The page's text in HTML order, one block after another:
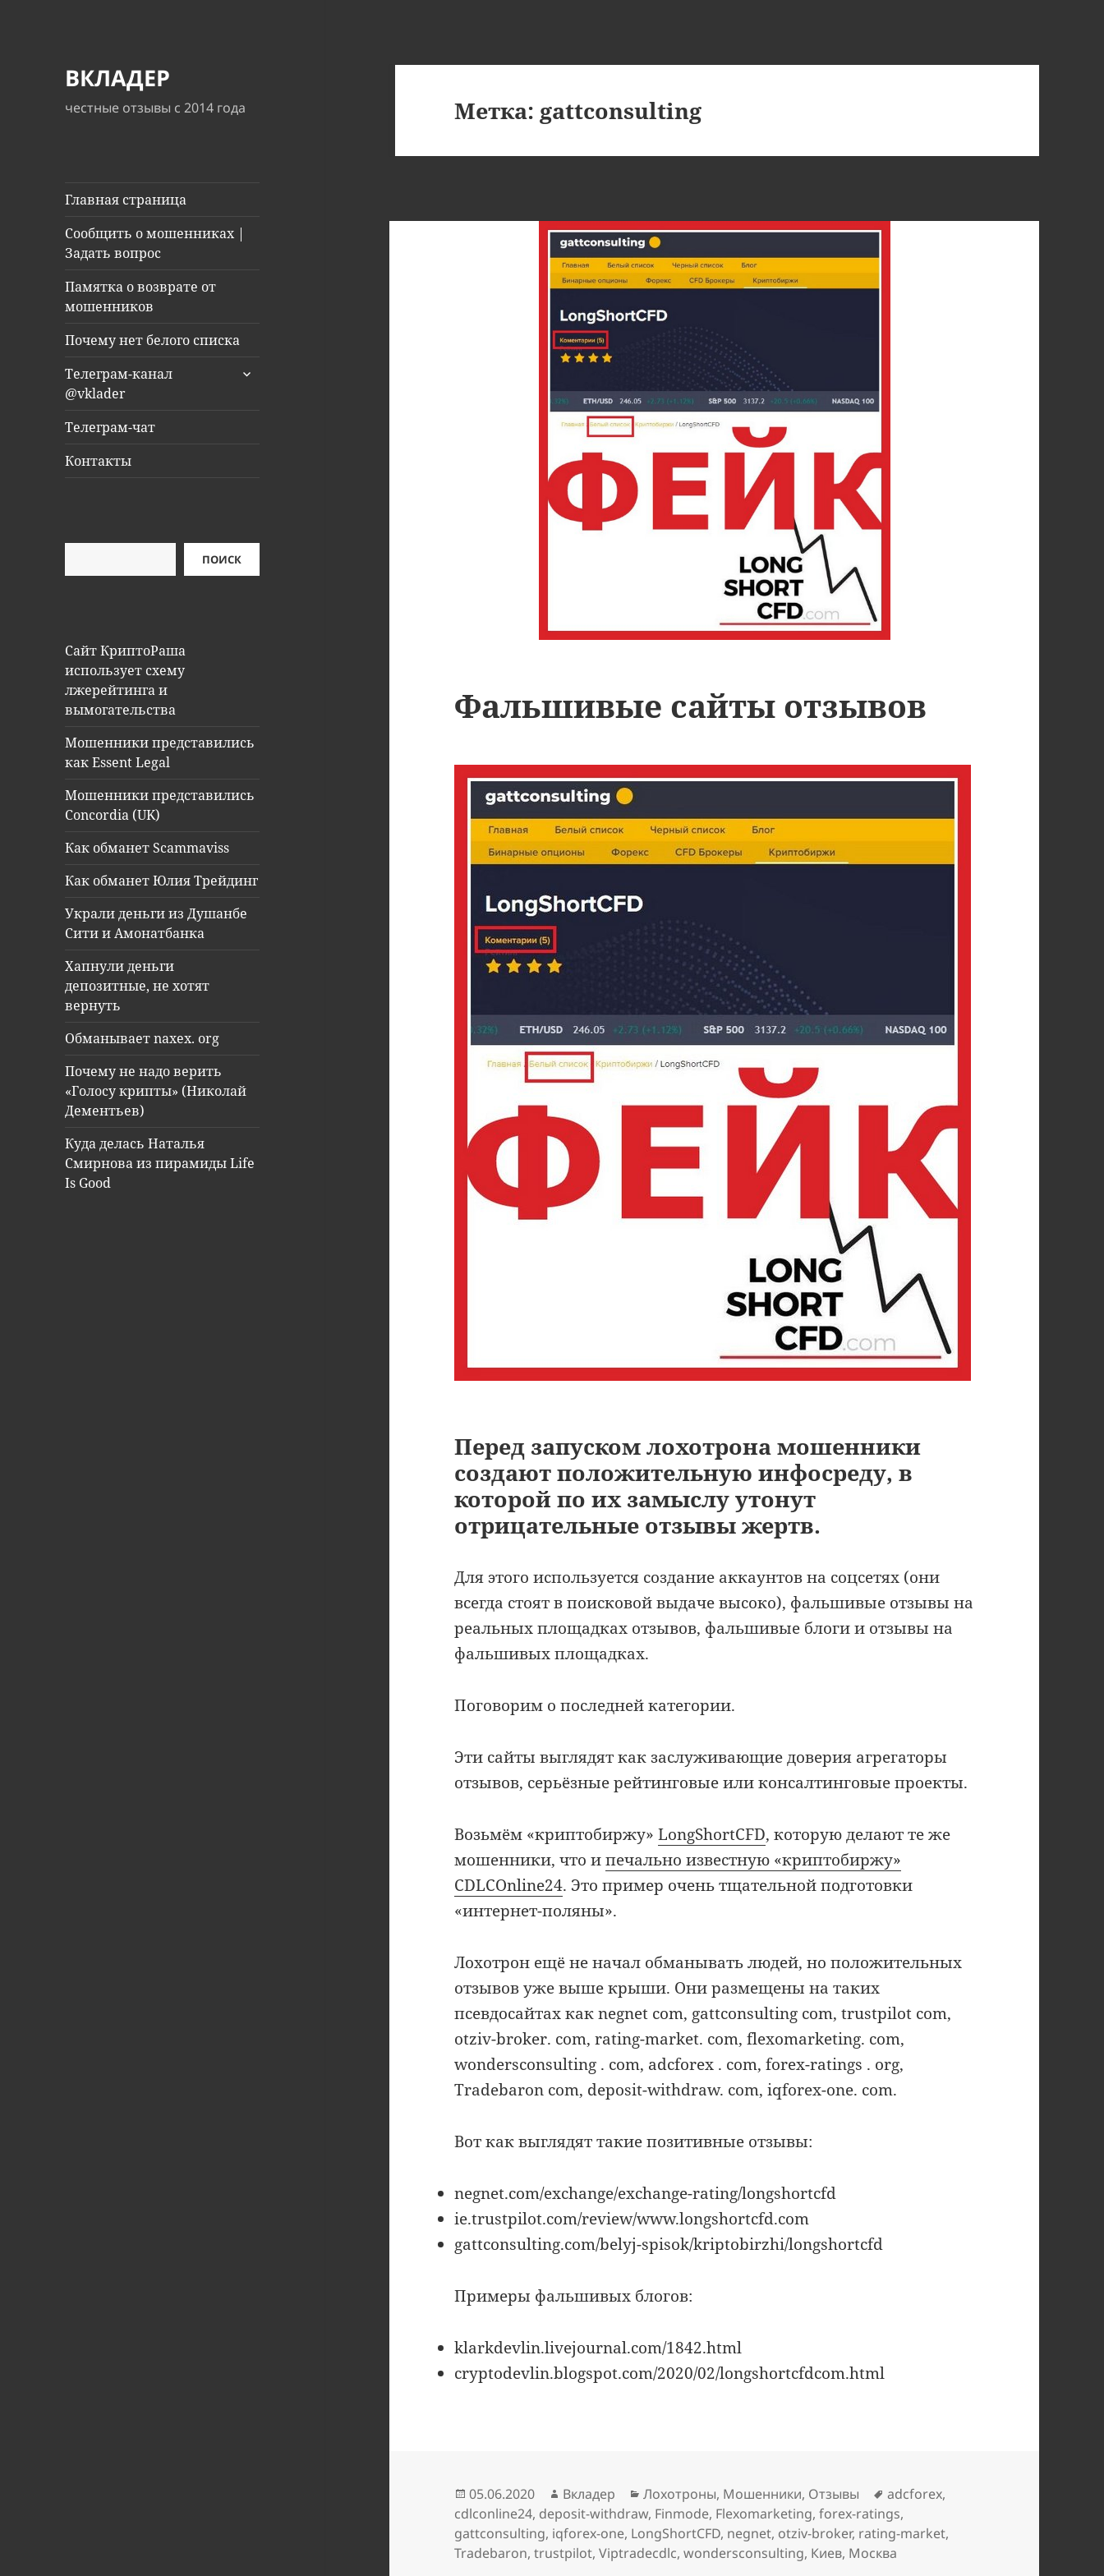
ВКЛАДЕР
честные отзывы с 2014 года
Главная страница
Сообщить о мошенниках |
Задать вопрос
Памятка о возврате от
мошенников
Почему нет белого списка
Телеграм-канал
@vklader
раскрыть
Телеграм-чат
Контакты
ПОИСК
Сайт КриптоРаша
использует схему
лжерейтинга и
вымогательства
Мошенники представились
как Essent Legal
Мошенники представились
Concordia (UK)
Как обманет Scammaviss
Как обманет Юлия Трейдинг
Украли деньги из Душанбе
Сити и Амонатбанка
Хапнули деньги
депозитные, не хотят
вернуть
Обманывает naxex. org
Почему не надо верить
«Голосу крипты» (Николай
Дементьев)
Куда делась Наталья
Смирнова из пирамиды Life
Is Good
Метка: gattconsulting
Фальшивые сайты отзывов
Перед запуском лохотрона мошенники
создают положительную инфосреду, в
которой по их замыслу утонут
отрицательные отзывы жертв.
Для этого используется создание аккаунтов на соцсетях (они
всегда стоят в поисковой выдаче высоко), фальшивые отзывы на
реальных площадках отзывов, фальшивые блоги и отзывы на
фальшивых площадках.
Поговорим о последней категории.
Эти сайты выглядят как заслуживающие доверия агрегаторы
отзывов, серьёзные рейтинговые или консалтинговые проекты.
Возьмём «криптобиржу»LongShortCFD, которую делают те же
мошенники, что ипечально известную «криптобиржу»
CDLCOnline24. Это пример очень тщательной подготовки
«интернет-поляны».
Лохотрон ещё не начал обманывать людей, но положительных
отзывов уже выше крыши. Они размещены на таких
псевдосайтах как negnet com, gattconsulting com, trustpilot com,
otziv-broker. com, rating-market. com, flexomarketing. com,
wondersconsulting . com, adcforex . com, forex-ratings . org,
Tradebaron com, deposit-withdraw. com, iqforex-one. com.
Вот как выглядят такие позитивные отзывы:
negnet.com/exchange/exchange-rating/longshortcfd
ie.trustpilot.com/review/www.longshortcfd.com
gattconsulting.com/belyj-spisok/kriptobirzhi/longshortcfd
Примеры фальшивых блогов:
klarkdevlin.livejournal.com/1842.html
cryptodevlin.blogspot.com/2020/02/longshortcfdcom.html
Опубликовано
05.06.2020 Автор
Вкладер Рубрики
Лохотроны, Мошенники, Отзывы Метки
adcforex,
cdlconline24, deposit-withdraw, Finmode, Flexomarketing,forex-ratings,
gattconsulting, iqforex-one, LongShortCFD, negnet, otziv-broker, rating-market,
Tradebaron,trustpilot,Viptradecdlc,wondersconsulting, Киев, Москва